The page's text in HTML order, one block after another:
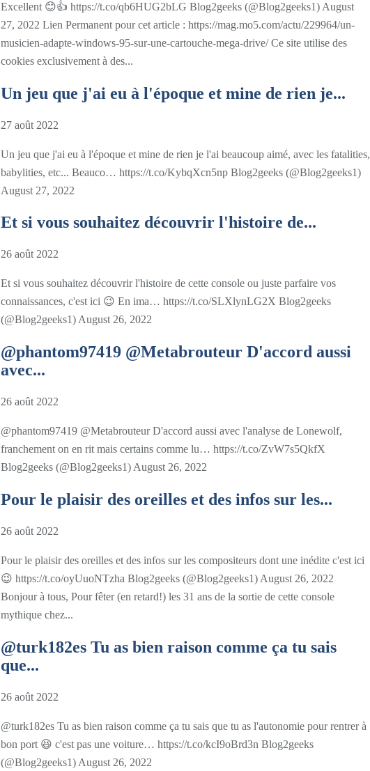
Excellent 😊👍 https://t.co/qb6HUG2bLG Blog2geeks (@Blog2geeks1) August
27, 2022 Lien Permanent pour cet article : https://mag.mo5.com/actu/229964/un-
musicien-adapte-windows-95-sur-une-cartouche-mega-drive/ Ce site utilise des
cookies exclusivement à des...
Un jeu que j'ai eu à l'époque et mine de rien je...
27 août 2022
Un jeu que j'ai eu à l'époque et mine de rien je l'ai beaucoup aimé, avec les fatalities,
babylities, etc... Beauco… https://t.co/KybqXcn5np Blog2geeks (@Blog2geeks1)
August 27, 2022
Et si vous souhaitez découvrir l'histoire de...
26 août 2022
Et si vous souhaitez découvrir l'histoire de cette console ou juste parfaire vos
connaissances, c'est ici 😉 En ima… https://t.co/SLXlynLG2X Blog2geeks
(@Blog2geeks1) August 26, 2022
@phantom97419 @Metabrouteur D'accord aussi
avec...
26 août 2022
@phantom97419 @Metabrouteur D'accord aussi avec l'analyse de Lonewolf,
franchement on en rit mais certains comme lu… https://t.co/ZvW7s5QkfX
Blog2geeks (@Blog2geeks1) August 26, 2022
Pour le plaisir des oreilles et des infos sur les...
26 août 2022
Pour le plaisir des oreilles et des infos sur les compositeurs dont une inédite c'est ici
😉 https://t.co/oyUuoNTzha Blog2geeks (@Blog2geeks1) August 26, 2022
Bonjour à tous, Pour fêter (en retard!) les 31 ans de la sortie de cette console
mythique chez...
@turk182es Tu as bien raison comme ça tu sais
que...
26 août 2022
@turk182es Tu as bien raison comme ça tu sais que tu as l'autonomie pour rentrer à
bon port 😆 c'est pas une voiture… https://t.co/kcI9oBrd3n Blog2geeks
(@Blog2geeks1) August 26, 2022